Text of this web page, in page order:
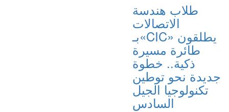
طلاب هندسة
الاتصالات
بـ«CIC» يطلقون
طائرة مسيرة
ذكية.. خطوة
جديدة نحو توطين
تكنولوجيا الجيل
السادس